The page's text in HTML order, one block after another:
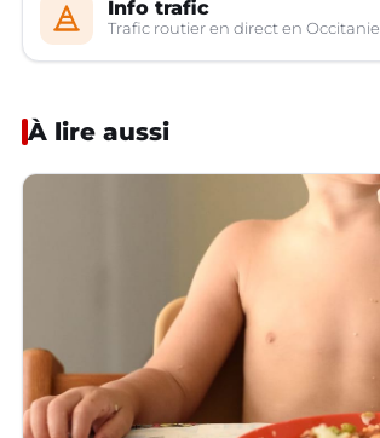
Info trafic
Trafic routier en direct en Occitanie
À lire aussi